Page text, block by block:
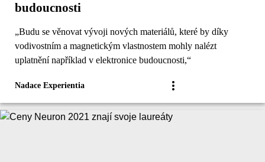
budoucnosti
„Budu se věnovat vývoji nových materiálů, které by díky
vodivostním a magnetickým vlastnostem mohly nalézt
uplatnění například v elektronice budoucnosti,“
Nadace Experientia